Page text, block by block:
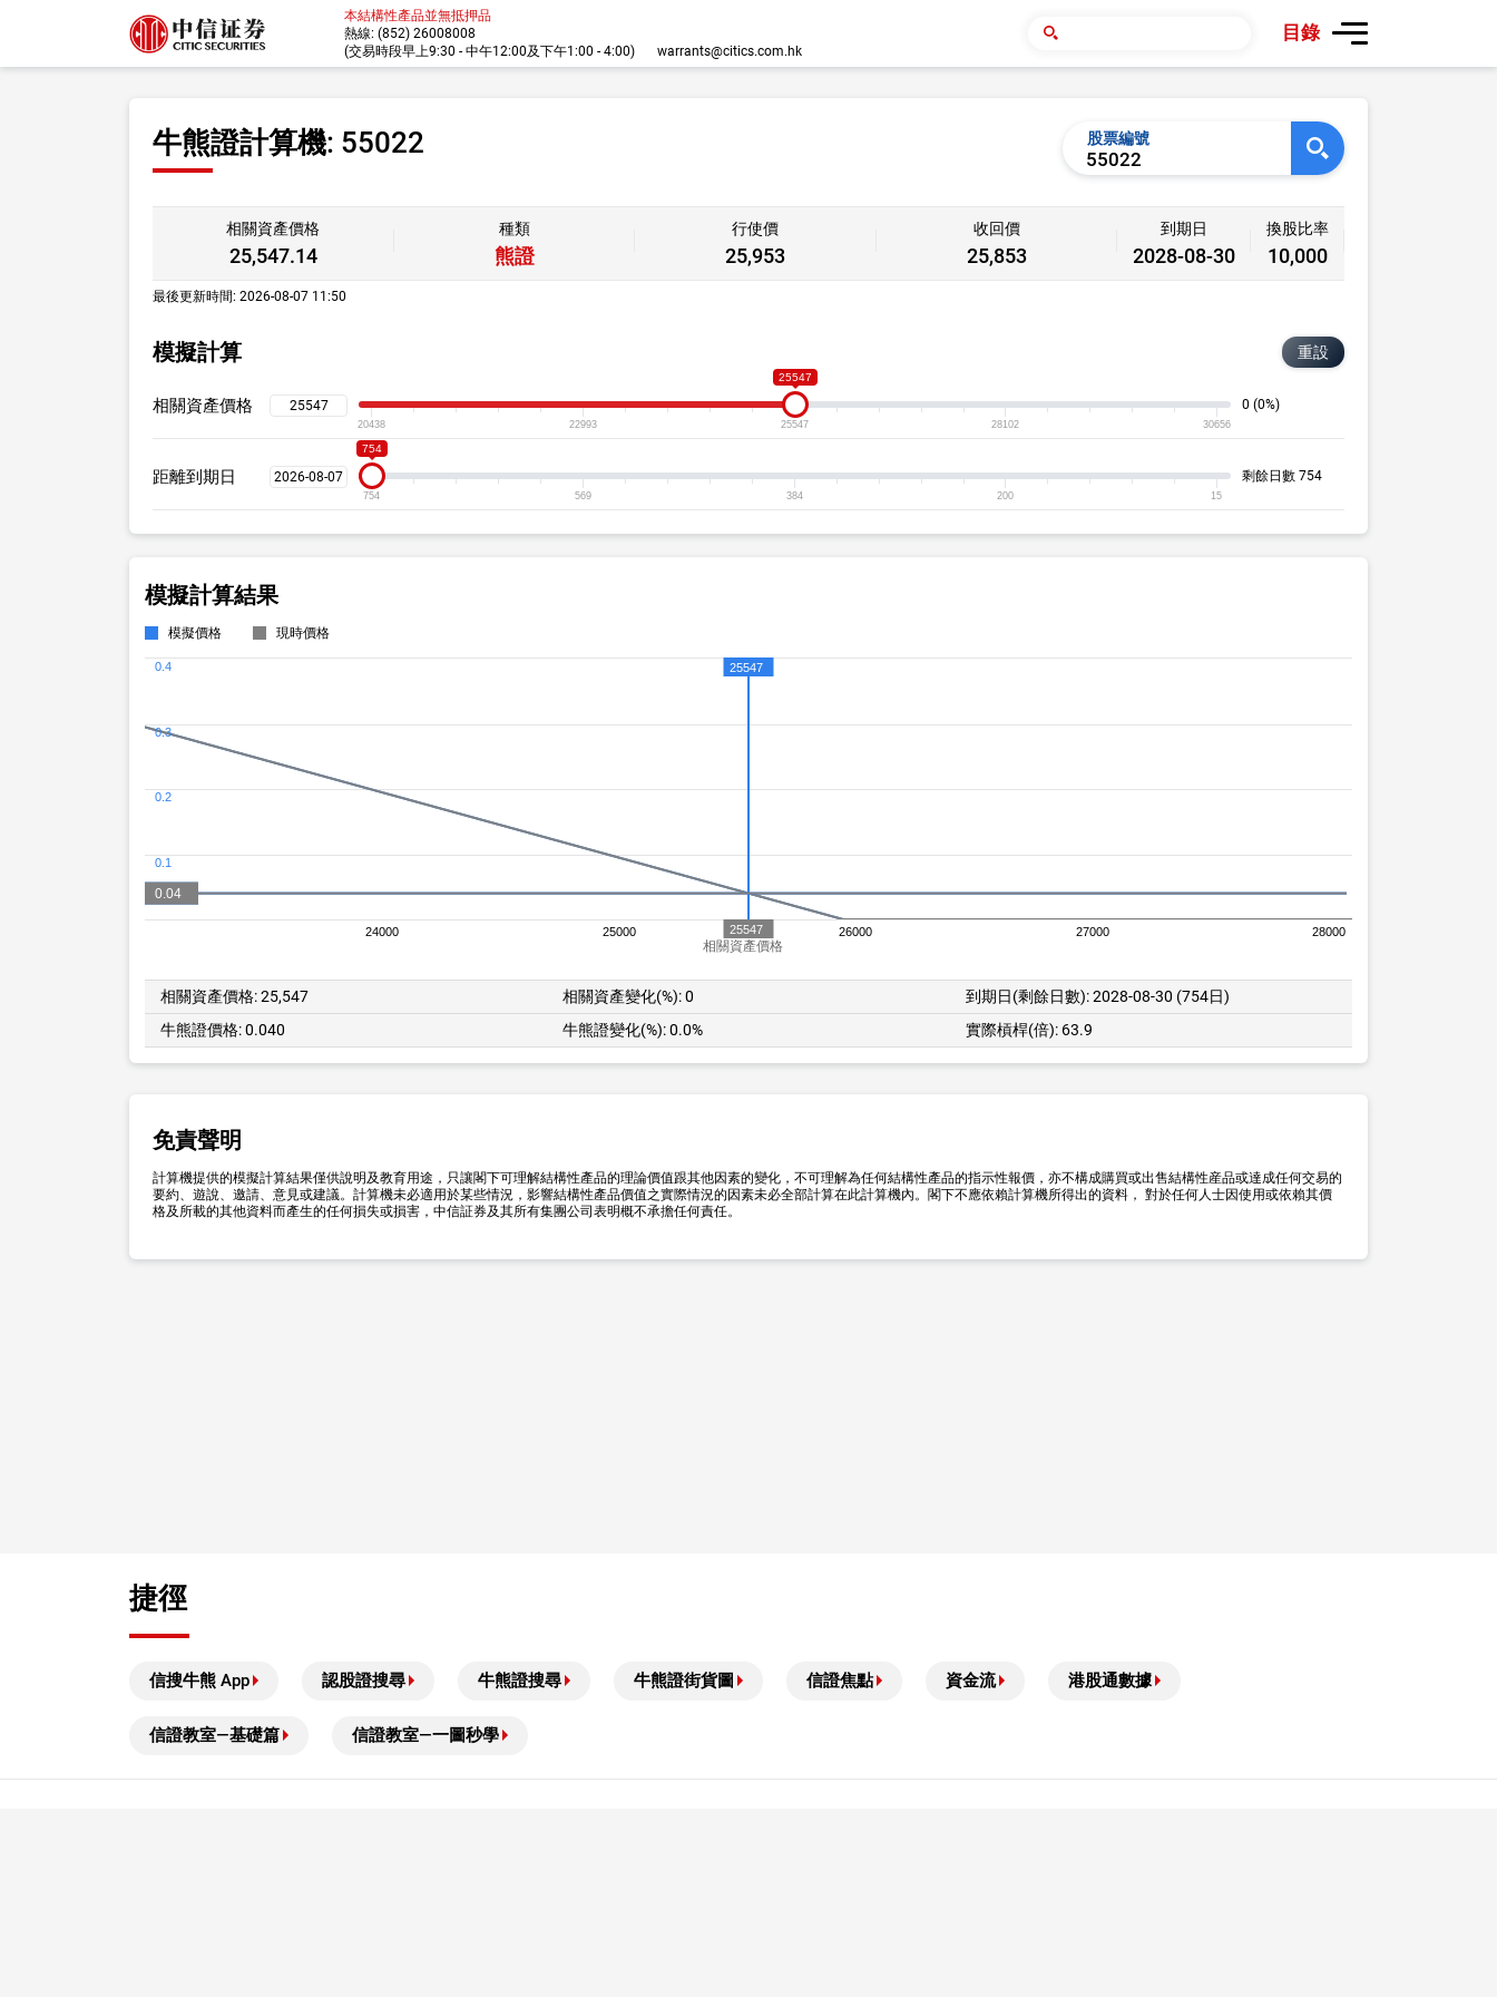
本結構性產品並無抵押品
熱線: (852) 26008008
(交易時段早上9:30 - 中午12:00及下午1:00 - 4:00)
warrants@citics.com.hk
目錄
牛熊證計算機: 55022 股票編號
相關資產價格
25,547.14
種類
熊證
行使價
25,953
收回價
25,853
到期日
2028-08-30
換股比率
10,000
最後更新時間: 2026-08-07 11:50
模擬計算 重設
相關資產價格
25547
20438 22993 25547 28102 30656
0 (0%)
距離到期日
754
754 569 384 200 15
剩餘日數 754
模擬計算結果
模擬價格 現時價格
相關資產價格
24000 25000 26000 27000 28000
0.1
0.2
0.3
0.4 25547
0.04
0.04
25547
相關資產價格:25,547 相關資產變化(%):0 到期日(剩餘日數):2028-08-30 (754日)
牛熊證價格:0.040 牛熊證變化(%):0.0% 實際槓桿(倍): 63.9
免責聲明
計算機提供的模擬計算結果僅供說明及教育用途，只讓閣下可理解結構性產品的理論價值跟其他因素的變化，不可理解為任何結構性產品的指示性報價，亦不構成購買或出售結構性産品或達成任何交易的
要約、遊說、邀請、意見或建議。計算機未必適用於某些情況，影響結構性產品價值之實際情況的因素未必全部計算在此計算機內。閣下不應依賴計算機所得出的資料， 對於任何人士因使用或依賴其價
格及所載的其他資料而產生的任何損失或損害，中信証券及其所有集團公司表明概不承擔任何責任。
捷徑
信搜牛熊 App 認股證搜尋 牛熊證搜尋 牛熊證街貨圖 信證焦點 資金流 港股通數據
信證教室—基礎篇 信證教室—一圖秒學